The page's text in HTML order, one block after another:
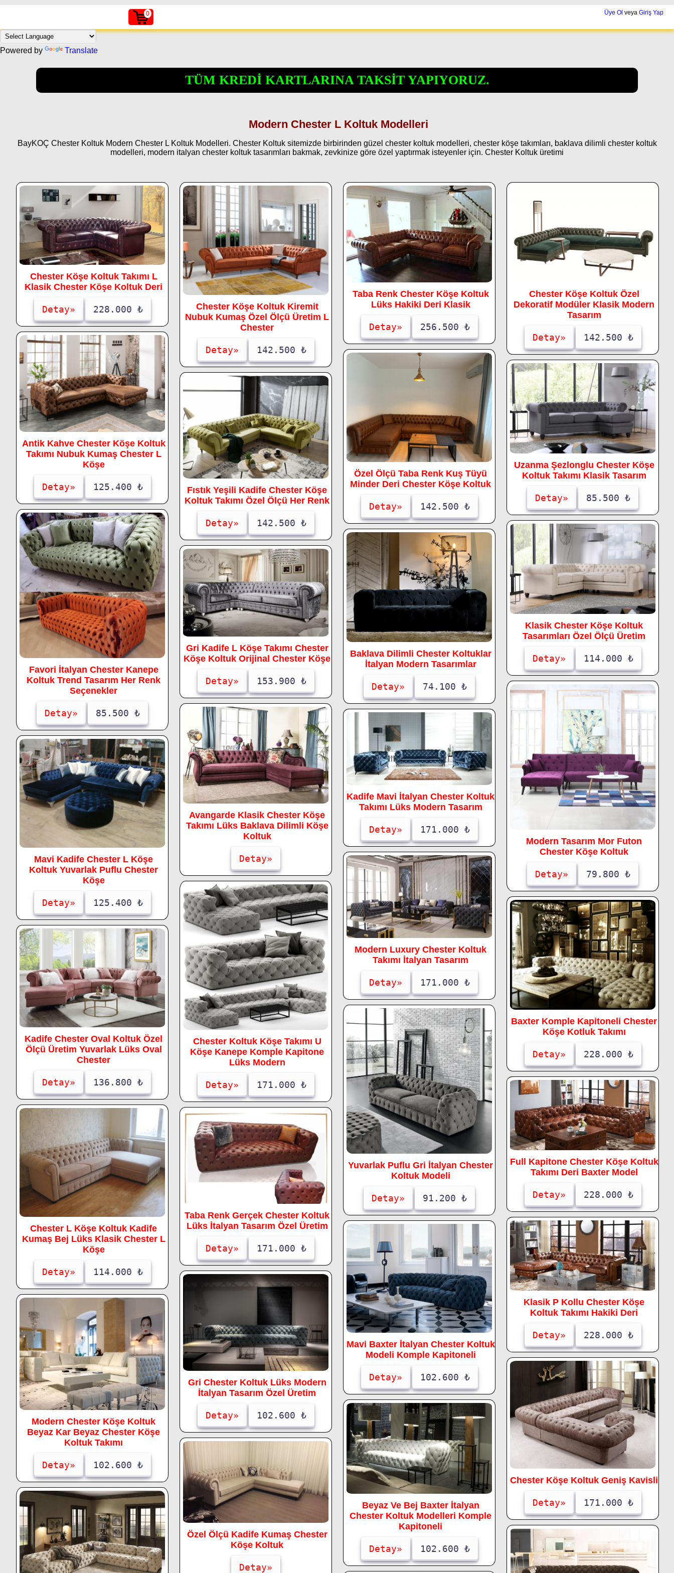
0 Üye Ol veya Giriş Yap
Powered by Translate
TÜM KREDİ KARTLARINA TAKSİT YAPIYORUZ.
Modern Chester L Koltuk Modelleri
BayKOÇ Chester Koltuk Modern Chester L Koltuk Modelleri. Chester Koltuk sitemizde birbirinden güzel chester koltuk modelleri, chester köşe takımları, baklava dilimli chester koltuk
modelleri, modern italyan chester koltuk tasarımları bakmak, zevkinize göre özel yaptırmak isteyenler için. Chester Koltuk üretimi
Chester Köşe Koltuk Takımı L
Klasik Chester Köşe Koltuk Deri
Detay» 228.000 ₺
Antik Kahve Chester Köşe Koltuk
Takımı Nubuk Kumaş Chester L
Köşe
Detay» 125.400 ₺
Favori İtalyan Chester Kanepe
Koltuk Trend Tasarım Her Renk
Seçenekler
Detay» 85.500 ₺
Mavi Kadife Chester L Köşe
Koltuk Yuvarlak Puflu Chester
Köşe
Detay» 125.400 ₺
Kadife Chester Oval Koltuk Özel
Ölçü Üretim Yuvarlak Lüks Oval
Chester
Detay» 136.800 ₺
Chester L Köşe Koltuk Kadife
Kumaş Bej Lüks Klasik Chester L
Köşe
Detay» 114.000 ₺
Modern Chester Köşe Koltuk
Beyaz Kar Beyaz Chester Köşe
Koltuk Takımı
Detay» 102.600 ₺
Chester Köşe Koltuk Kiremit
Nubuk Kumaş Özel Ölçü Üretim L
Chester
Detay» 142.500 ₺
Fıstık Yeşili Kadife Chester Köşe
Koltuk Takımı Özel Ölçü Her Renk
Detay» 142.500 ₺
Gri Kadife L Köşe Takımı Chester
Köşe Koltuk Orijinal Chester Köşe
Detay» 153.900 ₺
Avangarde Klasik Chester Köşe
Takımı Lüks Baklava Dilimli Köşe
Koltuk
Detay»
Chester Koltuk Köşe Takımı U
Köşe Kanepe Komple Kapitone
Lüks Modern
Detay» 171.000 ₺
Taba Renk Gerçek Chester Koltuk
Lüks İtalyan Tasarım Özel Üretim
Detay» 171.000 ₺
Gri Chester Koltuk Lüks Modern
İtalyan Tasarım Özel Üretim
Detay» 102.600 ₺
Özel Ölçü Kadife Kumaş Chester
Köşe Koltuk
Detay»
Taba Renk Chester Köşe Koltuk
Lüks Hakiki Deri Klasik
Detay» 256.500 ₺
Özel Ölçü Taba Renk Kuş Tüyü
Minder Deri Chester Köşe Koltuk
Detay» 142.500 ₺
Baklava Dilimli Chester Koltuklar
İtalyan Modern Tasarımlar
Detay» 74.100 ₺
Kadife Mavi İtalyan Chester Koltuk
Takımı Lüks Modern Tasarım
Detay» 171.000 ₺
Modern Luxury Chester Koltuk
Takımı İtalyan Tasarım
Detay» 171.000 ₺
Yuvarlak Puflu Gri İtalyan Chester
Koltuk Modeli
Detay» 91.200 ₺
Mavi Baxter İtalyan Chester Koltuk
Modeli Komple Kapitoneli
Detay» 102.600 ₺
Beyaz Ve Bej Baxter İtalyan
Chester Koltuk Modelleri Komple
Kapitoneli
Detay» 102.600 ₺
Chester Köşe Koltuk Özel
Dekoratif Modüler Klasik Modern
Tasarım
Detay» 142.500 ₺
Uzanma Şezlonglu Chester Köşe
Koltuk Takımı Klasik Tasarım
Detay» 85.500 ₺
Klasik Chester Köşe Koltuk
Tasarımları Özel Ölçü Üretim
Detay» 114.000 ₺
Modern Tasarım Mor Futon
Chester Köşe Koltuk
Detay» 79.800 ₺
Baxter Komple Kapitoneli Chester
Köşe Kotluk Takımı
Detay» 228.000 ₺
Full Kapitone Chester Köşe Koltuk
Takımı Deri Baxter Model
Detay» 228.000 ₺
Klasik P Kollu Chester Köşe
Koltuk Takımı Hakiki Deri
Detay» 228.000 ₺
Chester Köşe Koltuk Geniş Kavisli
Detay» 171.000 ₺